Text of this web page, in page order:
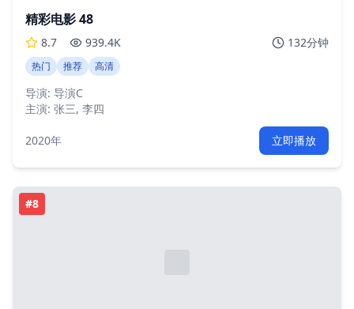
精彩电影 48
8.7 939.4K 132分钟
热门 推荐 高清
导演: 导演C
主演: 张三, 李四
2020年 立即播放
#8